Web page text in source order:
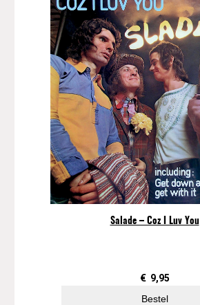
Salade – Coz I Luv You
€ 9,95
Bestel